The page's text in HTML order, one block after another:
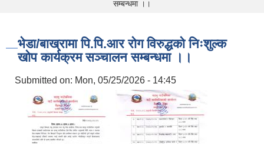
सम्बन्धमा ।।
भेडा/बाख्रामा पि.पि.आर रोग विरुद्धको निःशुल्क
खोप कार्यक्रम सञ्चालन सम्बन्धमा ।।
Submitted on: Mon, 05/25/2026 - 14:45